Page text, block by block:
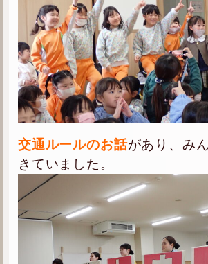
交通ルールのお話があり、み
きていました。